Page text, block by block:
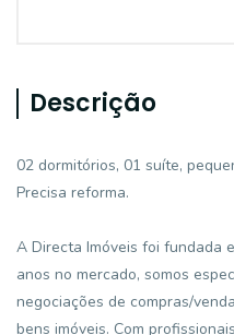
Descrição
02 dormitórios, 01 suíte,
Precisa reforma.
A Directa Imóveis foi fundada
anos no mercado, somos
negociações de compras/
bens imóveis. Com